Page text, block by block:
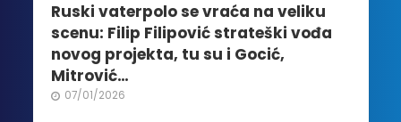
Ruski vaterpolo se vraća na veliku
scenu: Filip Filipović strateški vođa
novog projekta, tu su i Gocić,
Mitrović…
07/01/2026